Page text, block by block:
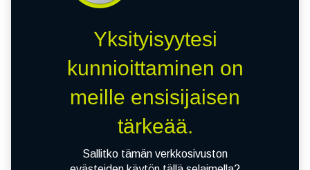
Yksityisyytesi
kunnioittaminen on
meille ensisijaisen
tärkeää.
Sallitko tämän verkkosivuston